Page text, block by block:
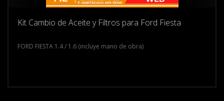
Kit Cambio de Aceite y Filtros para Ford Fiesta
FORD FIESTA 1.4 / 1.6 (incluye mano de obra)